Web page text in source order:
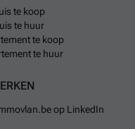
te koop
te huur
te koop
te huur
op LinkedIn